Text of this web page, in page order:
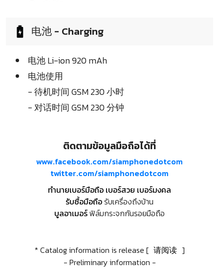
电池 - Charging
电池 Li-ion 920 mAh
电池使用
- 待机时间 GSM 230 小时
- 对话时间 GSM 230 分钟
ติดตามข้อมูลมือถือได้ที่
www.facebook.com/siamphonedotcom
twitter.com/siamphonedotcom
ทำนายเบอร์มือถือ เบอร์สวย เบอร์มงคล
รับซื้อมือถือรับเครื่องถึงบ้าน
บูลอาเมอร์ฟิล์มกระจกกันรอยมือถือ
* Catalog information is release [ 请阅读 ]
- Preliminary information -